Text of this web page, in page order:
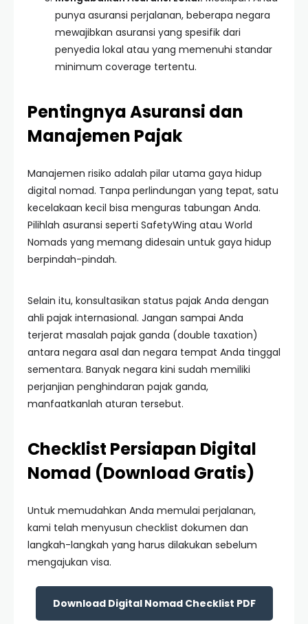
punya asuransi perjalanan, beberapa negara
mewajibkan asuransi yang spesifik dari
penyedia lokal atau yang memenuhi standar
minimum coverage tertentu.
Pentingnya Asuransi dan
Manajemen Pajak
Manajemen risiko adalah pilar utama gaya hidup
digital nomad. Tanpa perlindungan yang tepat, satu
kecelakaan kecil bisa menguras tabungan Anda.
Pilihlah asuransi seperti SafetyWing atau World
Nomads yang memang didesain untuk gaya hidup
berpindah-pindah.
Selain itu, konsultasikan status pajak Anda dengan
ahli pajak internasional. Jangan sampai Anda
terjerat masalah pajak ganda (double taxation)
antara negara asal dan negara tempat Anda tinggal
sementara. Banyak negara kini sudah memiliki
perjanjian penghindaran pajak ganda,
manfaatkanlah aturan tersebut.
Checklist Persiapan Digital
Nomad (Download Gratis)
Untuk memudahkan Anda memulai perjalanan,
kami telah menyusun checklist dokumen dan
langkah-langkah yang harus dilakukan sebelum
mengajukan visa.
Download Digital Nomad Checklist PDF